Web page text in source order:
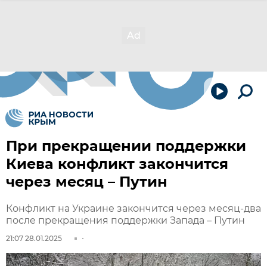
При прекращении поддержки
Киева конфликт закончится
через месяц – Путин
Конфликт на Украине закончится через месяц-два
после прекращения поддержки Запада – Путин
21:07 28.01.2025